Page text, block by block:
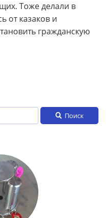
Тоже делали в
от казаков и
гражданскую
Поиск